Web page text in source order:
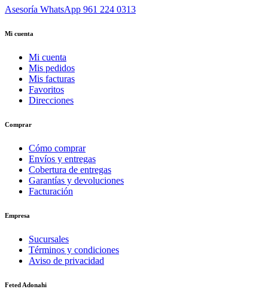
Asesoría WhatsApp 961 224 0313
Mi cuenta
Mi cuenta
Mis pedidos
Mis facturas
Favoritos
Direcciones
Comprar
Cómo comprar
Envíos y entregas
Cobertura de entregas
Garantías y devoluciones
Facturación
Empresa
Sucursales
Términos y condiciones
Aviso de privacidad
Feted Adonahi